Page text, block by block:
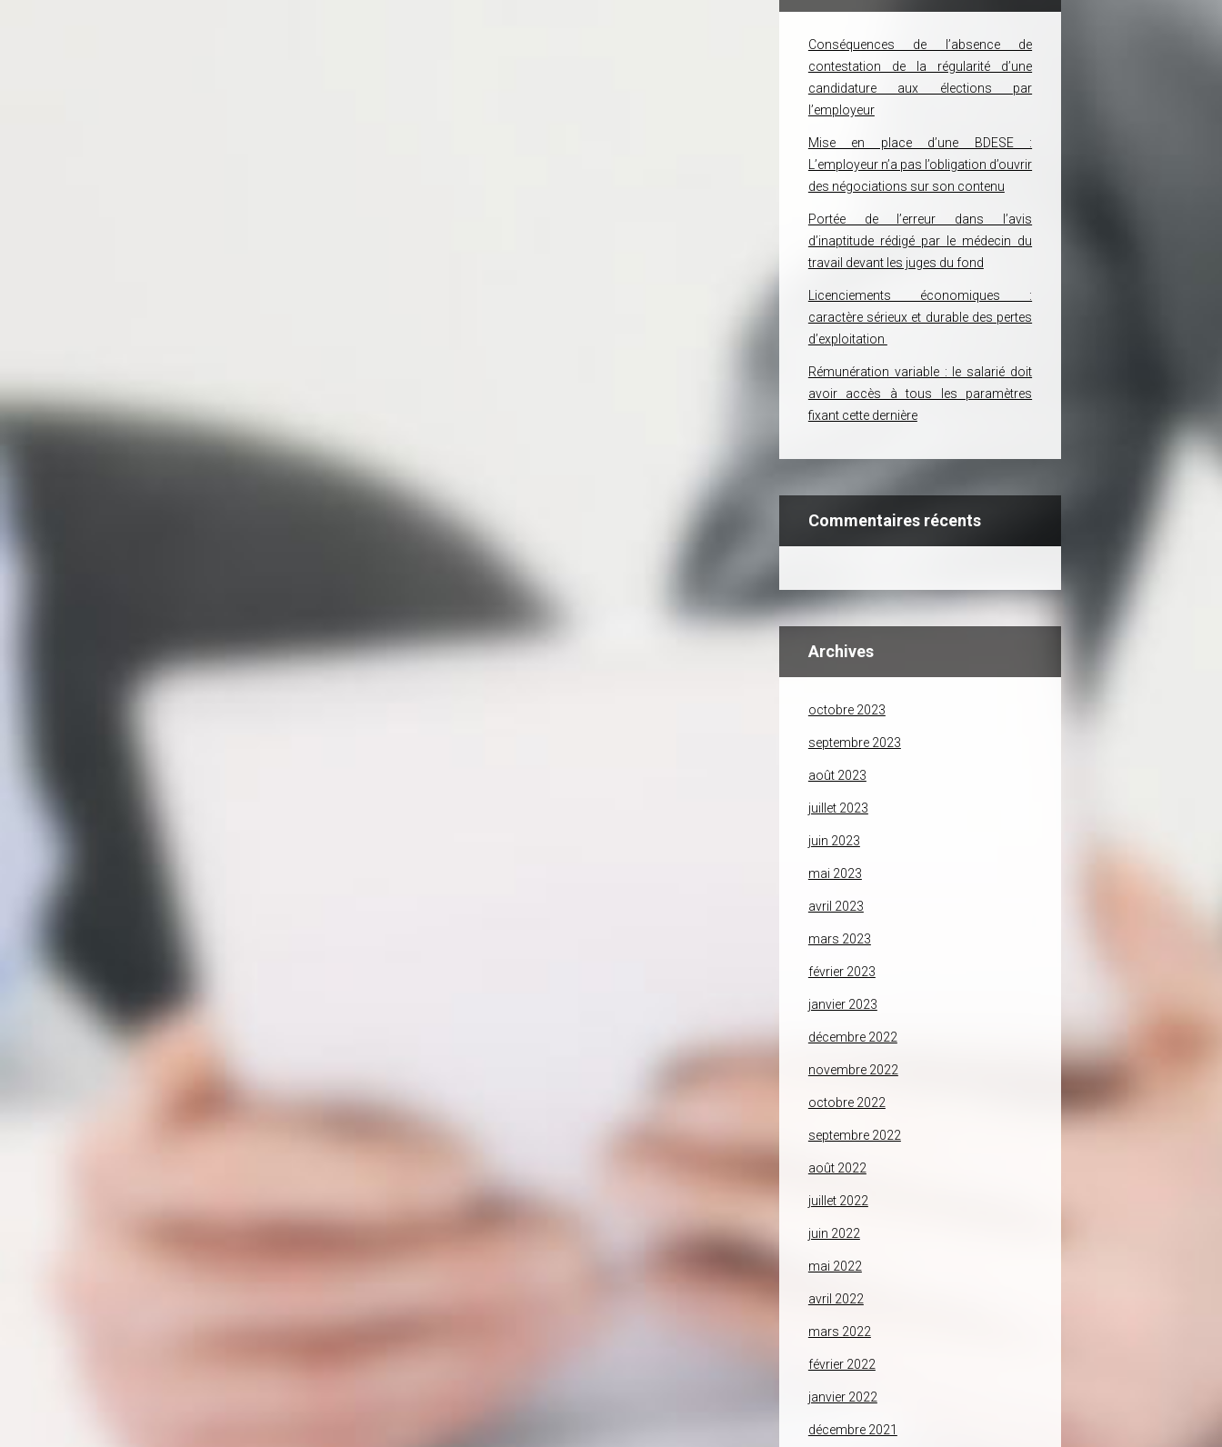
Conséquences de l’absence de
contestation de la régularité d’une
candidature aux élections par
l’employeur
Mise en place d’une BDESE :
L’employeur n’a pas l’obligation d’ouvrir
des négociations sur son contenu
Portée de l’erreur dans l’avis
d’inaptitude rédigé par le médecin du
travail devant les juges du fond
Licenciements économiques :
caractère sérieux et durable des pertes
d’exploitation
Rémunération variable : le salarié doit
avoir accès à tous les paramètres
fixant cette dernière
Commentaires récents
Archives
octobre 2023
septembre 2023
août 2023
juillet 2023
juin 2023
mai 2023
avril 2023
mars 2023
février 2023
janvier 2023
décembre 2022
novembre 2022
octobre 2022
septembre 2022
août 2022
juillet 2022
juin 2022
mai 2022
avril 2022
mars 2022
février 2022
janvier 2022
décembre 2021